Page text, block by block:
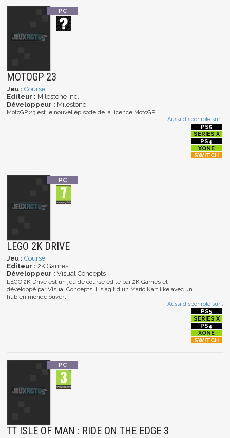
MOTOGP 23
Jeu : Course
Editeur : Milestone Inc.
Développeur : Milestone
MotoGP 23 est le nouvel épisode de la licence MotoGP.
Aussi disponible sur :
LEGO 2K DRIVE
Jeu : Course
Editeur : 2K Games
Développeur : Visual Concepts
LEGO 2K Drive est un jeu de course édité par 2K Games et
développé par Visual Concepts. Il s'agit d'un Mario Kart like avec un
hub en monde ouvert.
Aussi disponible sur :
TT ISLE OF MAN : RIDE ON THE EDGE 3